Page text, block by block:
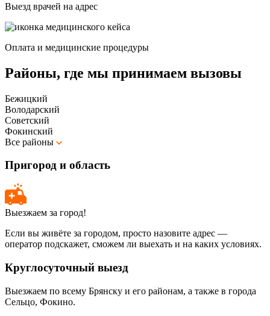
Выезд врачей на адрес
Оплата и медицинские процедуры
Районы, где мы принимаем вызовы
Бежицкий
Володарский
Советский
Фокинский
Все районы
Пригород и область
Выезжаем за город!
Если вы живёте за городом, просто назовите адрес —
оператор подскажет, сможем ли выехать и на каких условиях.
Круглосуточный выезд
Выезжаем по всему Брянску и его районам, а также в города
Сельцо, Фокино.